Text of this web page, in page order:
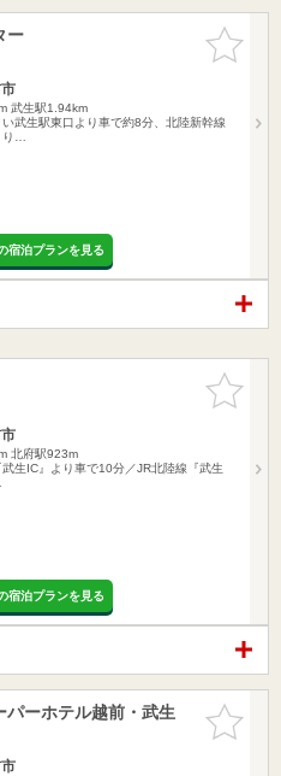
お気に入
りに追加
ー
武生駅1.94km
武生駅東口より車で約8分、北陸新幹線
…
宿泊プランを見る
お気に入
りに追加
北府駅923m
生IC』より車で10分／JR北陸線『武生
宿泊プランを見る
お気に入
りに追加
ーホテル越前・武生